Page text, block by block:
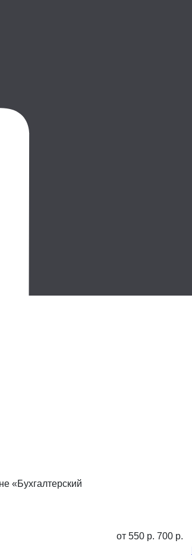
«Бухгалтерский
от 550 р. 700 р.